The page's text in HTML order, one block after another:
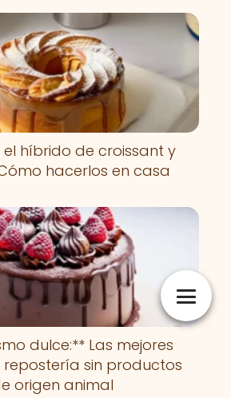
el híbrido de croissant y
hacerlos en casa
dulce:** Las mejores
sin productos
origen animal